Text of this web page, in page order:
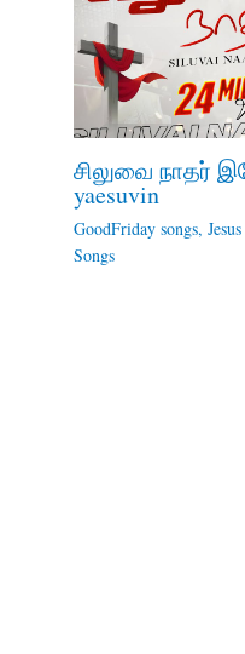
சிலுவை நாதர்
yaesuvin
GoodFriday songs,
Songs